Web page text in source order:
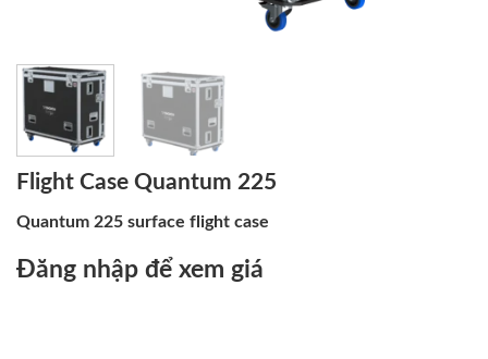
Flight Case Quantum 225
Quantum 225 surface flight case
Đăng nhập để xem giá